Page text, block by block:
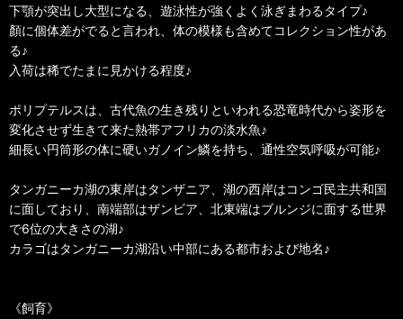
下顎が突出し大型になる、遊泳性が強くよく泳ぎまわるタイプ♪
顏に個体差がでると言われ、体の模様も含めてコレクション性があ
る♪
入荷は稀でたまに見かける程度♪
ポリプテルスは、古代魚の生き残りといわれる恐竜時代から姿形を
変化させず生きて来た熱帯アフリカの淡水魚♪
細長い円筒形の体に硬いガノイン鱗を持ち、通性空気呼吸が可能♪
タンガニーカ湖の東岸はタンザニア、湖の西岸はコンゴ民主共和国
に面しており、南端部はザンビア、北東端はブルンジに面する世界
で6位の大きさの湖♪
カラゴはタンガニーカ湖沿い中部にある都市および地名♪
《飼育》